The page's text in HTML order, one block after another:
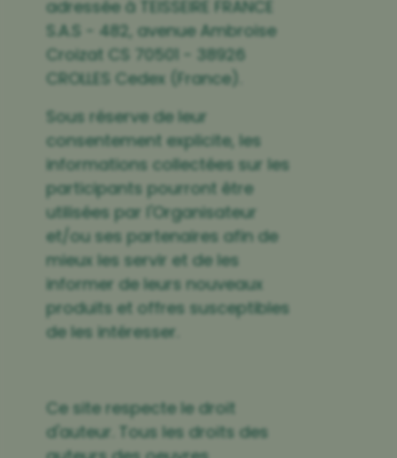
adressée à TEISSEIRE FRANCE
S.A.S - 482, avenue Ambroise
Croizat CS 70501 - 38926
CROLLES Cedex (France).
Sous réserve de leur
consentement explicite, les
informations collectées sur les
participants pourront être
utilisées par l'Organisateur
et/ou ses partenaires afin de
mieux les servir et de les
informer de leurs nouveaux
produits et offres susceptibles
de les intéresser.
Ce site respecte le droit
d'auteur. Tous les droits des